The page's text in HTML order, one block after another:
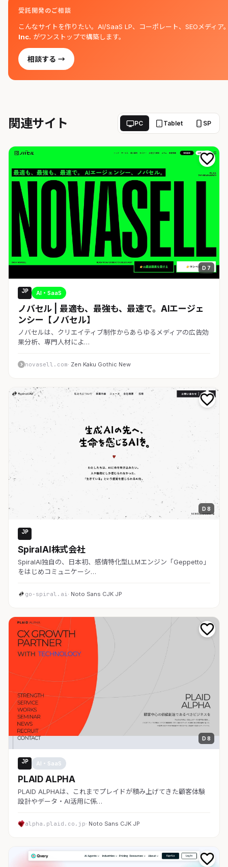
受託開発のご相談
こんなサイトを作りたい。AI/SaaS LP、コーポレート、SEOメディア
Inc. がワンストップで構築します。
相談する →
関連サイト PC Tablet SP
D 7
JP AI・SaaS
ノバセル | 最適も、最強も、最速で。AIエージェ
ンシー【ノバセル】
ノバセルは、クリエイティブ制作からあらゆるメディアの広告効
果分析、専門人材によ…
novasell.com· Zen Kaku Gothic New
D 8
JP
SpiralAI株式会社
SpiralAI独自の、日本初、感情特化型LLMエンジン「Geppetto」
をはじめコミュニケーシ…
go-spiral.ai · Noto Sans CJK JP
D 8
JP AI・SaaS
PLAID ALPHA
PLAID ALPHAは、これまでプレイドが積み上げてきた顧客体験
設計やデータ・AI活用に係…
alpha.plaid.co.jp· Noto Sans CJK JP